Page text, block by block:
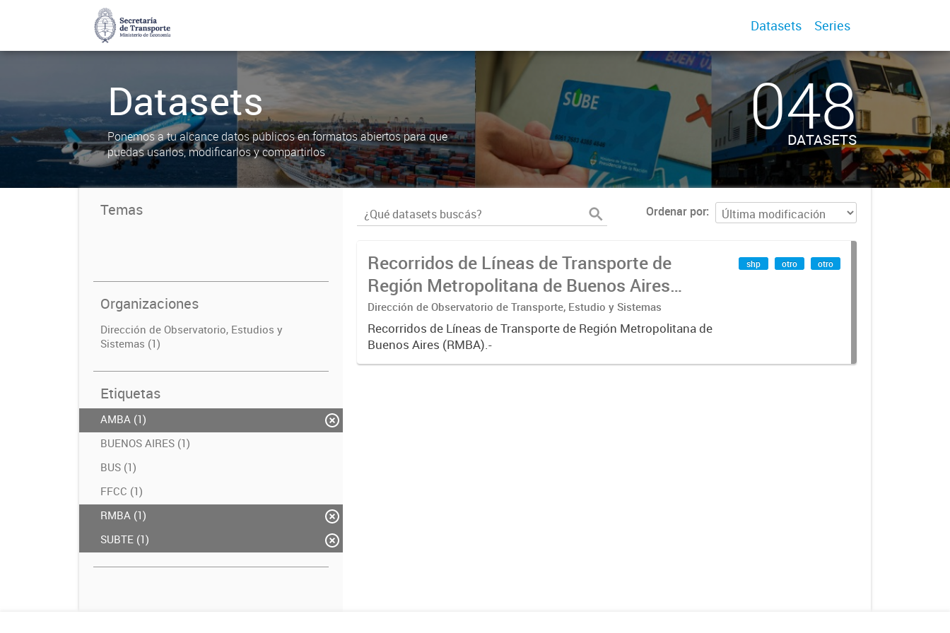
Datasets Series
Datasets
Ponemos a tu alcance datos públicos en formatos abiertos para que
puedas usarlos, modificarlos y compartirlos
048
DATASETS
Temas
Organizaciones
Dirección de Observatorio, Estudios y
Sistemas (1)
Etiquetas
AMBA (1)
BUENOS AIRES (1)
BUS (1)
FFCC (1)
RMBA (1)
SUBTE (1)
Ordenar por
Recorridos de Líneas de Transporte de
Región Metropolitana de Buenos Aires
(RMBA)
Dirección de Observatorio de Transporte, Estudio y Sistemas
Recorridos de Líneas de Transporte de Región Metropolitana de
Buenos Aires (RMBA).-
shp otro otro